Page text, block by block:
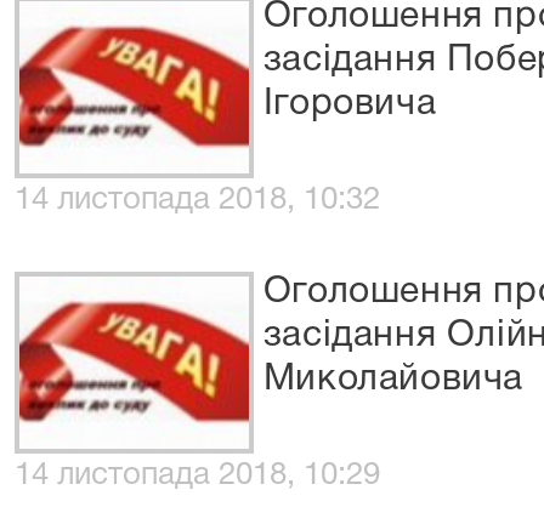
Оголошення
засідання
Ігоровича
14 листопада 2018, 10:32
Оголошення
засідання
Миколайовича
14 листопада 2018, 10:29